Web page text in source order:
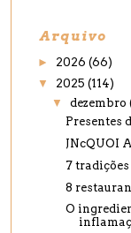
Arquivo
► 2026 (66)
▼ 2025 (114)
▼ dezembro
Presentes
JNcQUOI
7
8
O